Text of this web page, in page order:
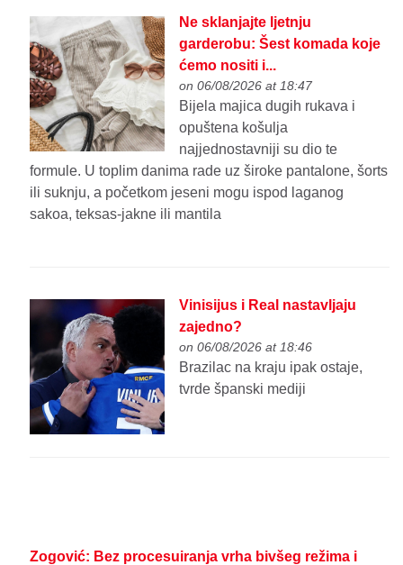
Ne sklanjajte ljetnju
garderobu: Šest komada koje
ćemo nositi i...
on 06/08/2026 at 18:47
Bijela majica dugih rukava i
opuštena košulja
najjednostavniji su dio te
formule. U toplim danima rade uz široke pantalone, šorts
ili suknju, a početkom jeseni mogu ispod laganog
sakoa, teksas-jakne ili mantila
Vinisijus i Real nastavljaju
zajedno?
on 06/08/2026 at 18:46
Brazilac na kraju ipak ostaje,
tvrde španski mediji
Zogović: Bez procesuiranja vrha bivšeg režima i